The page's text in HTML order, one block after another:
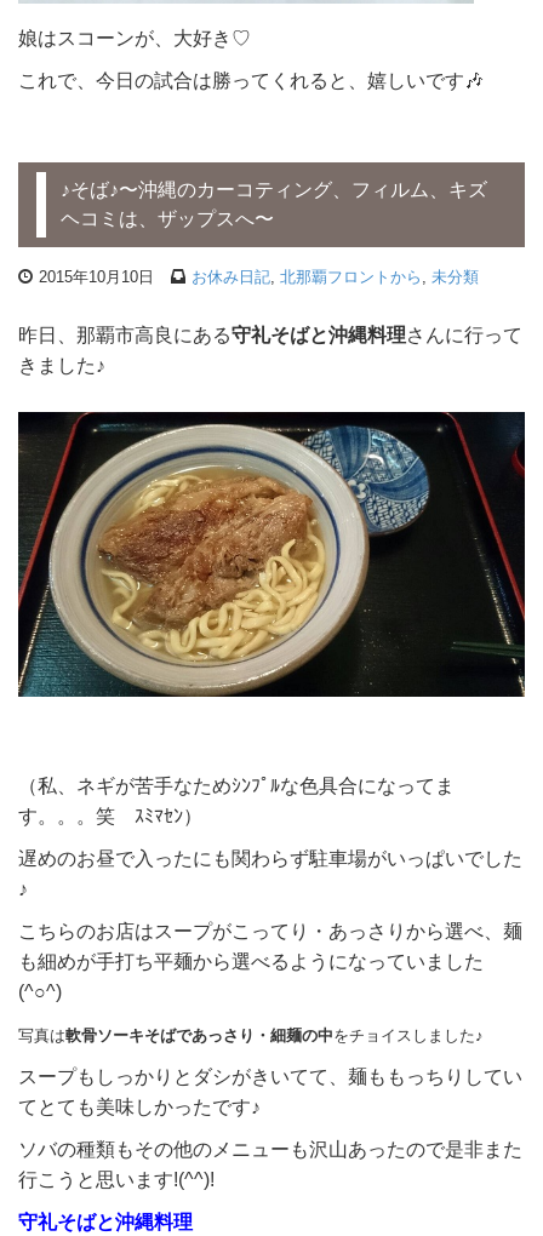
娘はスコーンが、大好き♡
これで、今日の試合は勝ってくれると、嬉しいです🎶
♪そば♪〜沖縄のカーコティング、フィルム、キズ
ヘコミは、ザップスへ〜
2015年10月10日 お休み日記 北那覇フロントから 未分類
昨日、那覇市高良にある守礼そばと沖縄料理さんに行って
きました♪
（私、ネギが苦手なためｼﾝﾌﾟﾙな色具合になってま
す。。。笑 ｽﾐﾏｾﾝ）
遅めのお昼で入ったにも関わらず駐車場がいっぱいでした
♪
こちらのお店はスープがこってり・あっさりから選べ、麺
も細めが手打ち平麺から選べるようになっていました
(^○^)
写真は軟骨ソーキそばであっさり・細麺の中をチョイスしました♪
スープもしっかりとダシがきいてて、麺ももっちりしてい
てとても美味しかったです♪
ソバの種類もその他のメニューも沢山あったので是非また
行こうと思います!(^^)!
守礼そばと沖縄料理